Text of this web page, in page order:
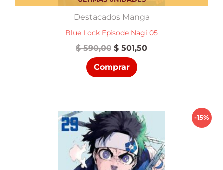
Destacados Manga
Blue Lock Episode Nagi 05
$590,00 El
precio
original
era:
$ 501,50El
Comprar
-15%